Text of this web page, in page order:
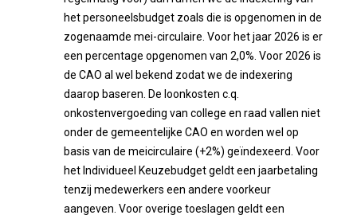
het personeelsbudget zoals die is opgenomen in de
zogenaamde mei-circulaire. Voor het jaar 2026 is er
een percentage opgenomen van 2,0%. Voor 2026 is
de CAO al wel bekend zodat we de indexering
daarop baseren. De loonkosten c.q.
onkostenvergoeding van college en raad vallen niet
onder de gemeentelijke CAO en worden wel op
basis van de meicirculaire (+2%) geïndexeerd. Voor
het Individueel Keuzebudget geldt een jaarbetaling
tenzij medewerkers een andere voorkeur
aangeven. Voor overige toeslagen geldt een